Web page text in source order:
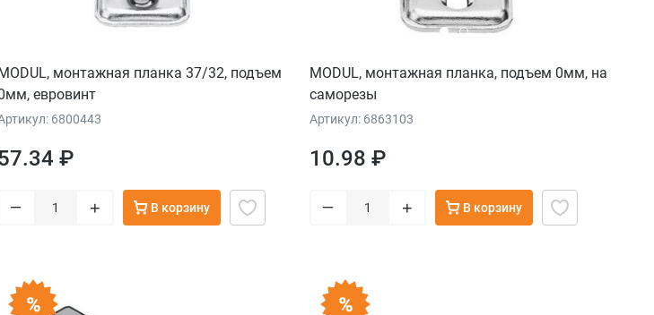
MODUL, монтажная планка 37/32, подъем
евровинт
6800443
₽
– + В корзину
MODUL, монтажная планка, подъем 0мм, на
саморезы
Артикул: 6863103
10.98 ₽
– + В корзину